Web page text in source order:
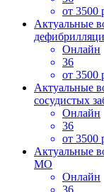
от 3500
Актуальные
Онлайн
36
от 3500
Актуальные
сосудистых
Онлайн
36
от 3500
Актуальные
МО
Онлайн